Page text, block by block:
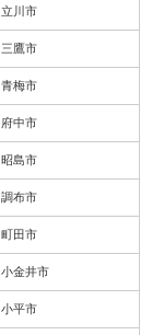
立川市
三鷹市
青梅市
府中市
昭島市
調布市
町田市
小金井市
小平市